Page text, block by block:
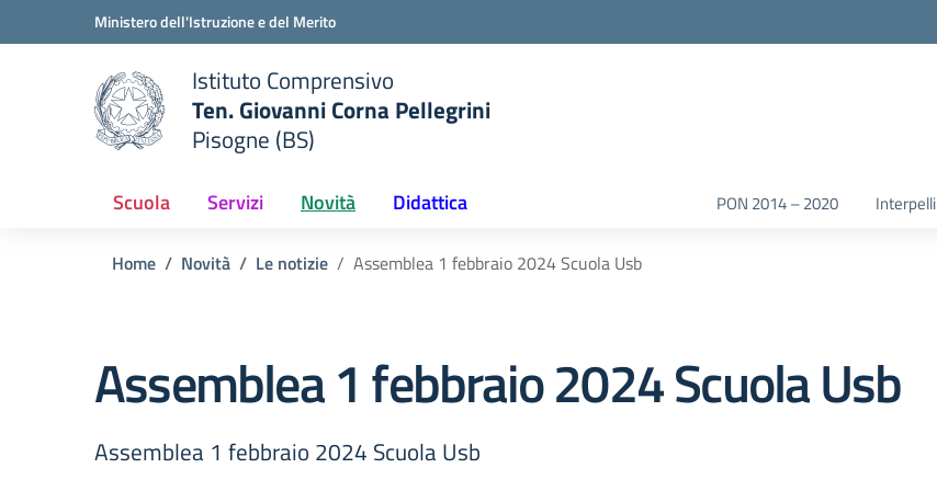
Vai ai contenuti
Vai al menu di navigazioneMinistero dell'Istruzione e del Merito
scuola
Istituto Comprensivo
Ten. Giovanni Corna Pellegrini
Pisogne (BS)
Scuola Servizi Novità Didattica PON 2014 – 2020 Interpelli
Home Novità Le notizie Assemblea 1 febbraio 2024 Scuola Usb
Assemblea 1 febbraio 2024 Scuola Usb
Assemblea 1 febbraio 2024 Scuola Usb